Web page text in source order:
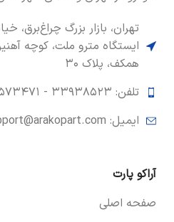
تهران، بازار بزرگ چراغ‌برق،
ایستگاه مترو ملت، کوچه
همکف، پلاک ۳۰
تلفن: ۳۳۹۳۸۵۲۳ -
ایمیل: support@arakopart.com
آراکو پارت
صفحه اصلی